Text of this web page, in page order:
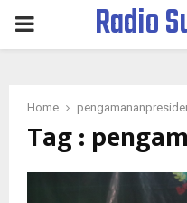
PRIMARYRadio
Home
Tag :